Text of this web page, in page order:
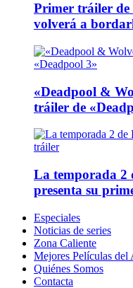
Primer tráiler
volverá a
«Deadpool &
tráiler de
La temporada 2
presenta su
Especiales
Noticias de series
Zona Caliente
Mejores Películas del
Quiénes Somos
Contacta